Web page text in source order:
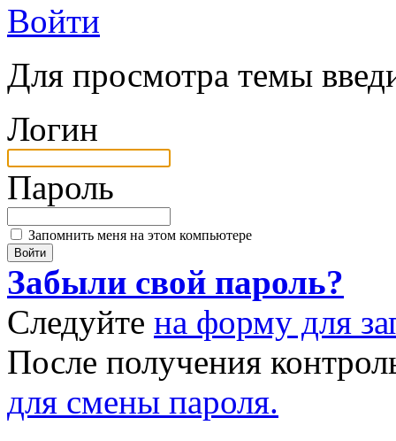
Войти
Для просмотра темы
Логин
Пароль
Запомнить меня на этом компьютере
Забыли свой пароль?
Следуйте на форму для
После получения
для смены пароля.